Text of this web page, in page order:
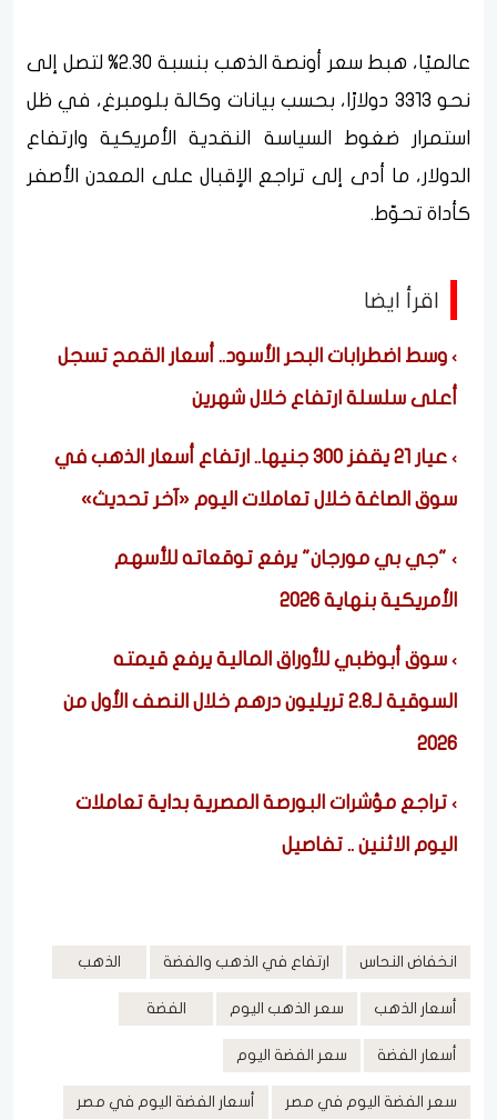
عالميًا، هبط سعر أونصة الذهب بنسبة 2.30% لتصل إلى
نحو 3313 دولارًا، بحسب بيانات وكالة بلومبرغ، في ظل
استمرار ضغوط السياسة النقدية الأمريكية وارتفاع
الدولار، ما أدى إلى تراجع الإقبال على المعدن الأصفر
كأداة تحوّط.
اقرأ ايضا
وسط اضطرابات البحر الأسود.. أسعار القمح تسجل
أعلى سلسلة ارتفاع خلال شهرين
عيار 21 يقفز 300 جنيها.. ارتفاع أسعار الذهب في
سوق الصاغة خلال تعاملات اليوم «آخر تحديث»
"جي بي مورجان" يرفع توقعاته للأسهم
الأمريكية بنهاية 2026
سوق أبوظبي للأوراق المالية يرفع قيمته
السوقية لـ2.8 تريليون درهم خلال النصف الأول من
2026
تراجع مؤشرات البورصة المصرية بداية تعاملات
اليوم الاثنين .. تفاصيل
انخفاض النحاس ارتفاع في الذهب والفضة الذهب
أسعار الذهب سعر الذهب اليوم الفضة
أسعار الفضة سعر الفضة اليوم
سعر الفضة اليوم في مصر أسعار الفضة اليوم في مصر